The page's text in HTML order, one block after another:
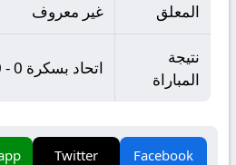
المعلق غير معروف
نتيجة
المباراة
اتحاد بسكرة 0 - 0 مولودية الجزائر
Facebook
Twitter